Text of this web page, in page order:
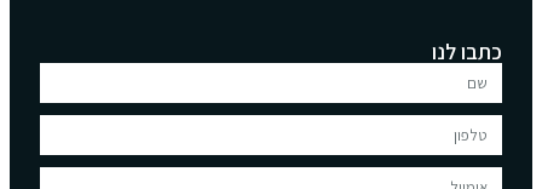
כתבו לנו